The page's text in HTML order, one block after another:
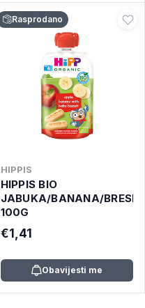
Rasprodano
HIPPIS
HIPPIS BIO
JABUKA/BANANA/
100G
€1,41
Obavijesti me